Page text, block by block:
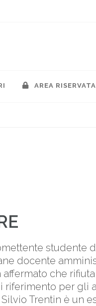
AREA RISERVATA
studente
docente
che
riferimento per gli
Trentin è un